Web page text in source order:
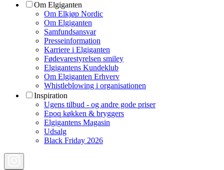
Om Elgiganten
Om Elkjøp Nordic
Om Elgiganten
Samfundsansvar
Presseinformation
Karriere i Elgiganten
Fødevarestyrelsen smiley
Elgigantens Kundeklub
Om Elgiganten Erhverv
Whistleblowing i organisationen
Inspiration
Ugens tilbud - og andre gode priser
Epoq køkken & bryggers
Elgigantens Magasin
Udsalg
Black Friday 2026